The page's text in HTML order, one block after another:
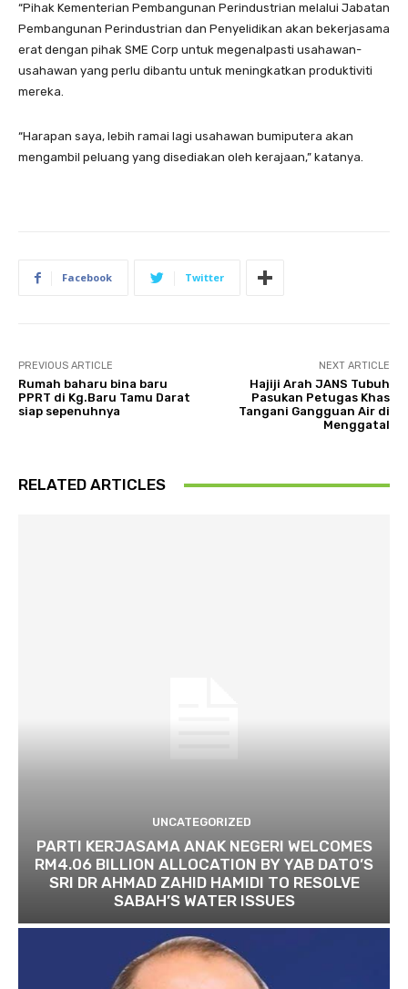
“Pihak Kementerian Pembangunan Perindustrian melalui Jabatan
Pembangunan Perindustrian dan Penyelidikan akan bekerjasama
erat dengan pihak SME Corp untuk megenalpasti usahawan-
usahawan yang perlu dibantu untuk meningkatkan produktiviti
mereka.
“Harapan saya, lebih ramai lagi usahawan bumiputera akan
mengambil peluang yang disediakan oleh kerajaan,” katanya.
Facebook Twitter
PREVIOUS ARTICLE
Rumah baharu bina baru
PPRT di Kg.Baru Tamu Darat
siap sepenuhnya
NEXT ARTICLE
Hajiji Arah JANS Tubuh
Pasukan Petugas Khas
Tangani Gangguan Air di
Menggatal
RELATED ARTICLES
UNCATEGORIZED
PARTI KERJASAMA ANAK NEGERI WELCOMES
RM4.06 BILLION ALLOCATION BY YAB DATO’S
SRI DR AHMAD ZAHID HAMIDI TO RESOLVE
SABAH’S WATER ISSUES